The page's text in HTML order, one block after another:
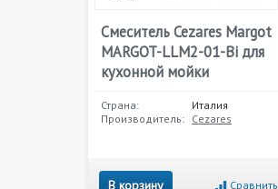
Смеситель Cezares Margot
MARGOT-LLM2-01-Bi для
кухонной мойки
Страна:
Италия
Производитель: Cezares
В корзину Сравнить